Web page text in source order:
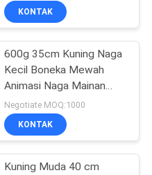
21
KONTAK
600g 35cm Kuning Naga
Kecil Boneka Mewah
Animasi Naga Mainan
Lembut
Negotiate MOQ:1000
KONTAK
Kuning Muda 40 cm